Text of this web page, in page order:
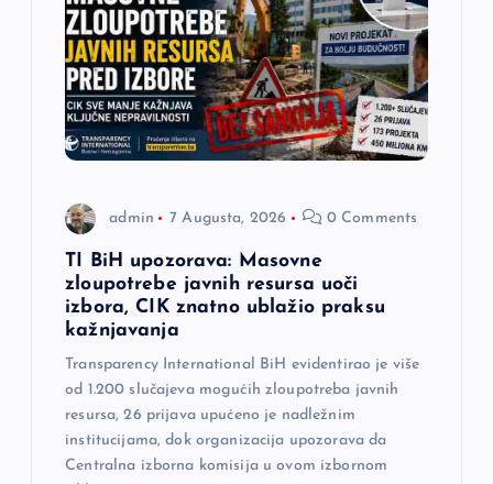
admin 7 Augusta, 2026 0 Comments
TI BiH upozorava: Masovne
zloupotrebe javnih resursa uoči
izbora, CIK znatno ublažio praksu
kažnjavanja
Transparency International BiH evidentirao je više
od 1.200 slučajeva mogućih zloupotreba javnih
resursa, 26 prijava upućeno je nadležnim
institucijama, dok organizacija upozorava da
Centralna izborna komisija u ovom izbornom